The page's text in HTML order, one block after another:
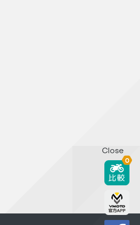
Close
0